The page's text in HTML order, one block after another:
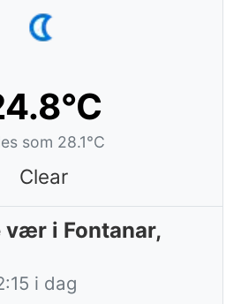
som 28.1°C
Clear
i Fontanar,
i dag